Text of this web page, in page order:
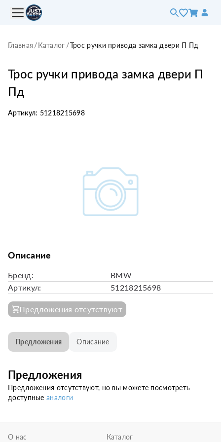
Главная /Каталог /Трос ручки привода замка двери П Пд
Трос ручки привода замка двери П
Пд
Артикул: 51218215698
Описание
Бренд:
BMW
Артикул:
51218215698
Предложения отсутствуют
Предложения Описание
Предложения
Предложения отсутствуют, но вы можете посмотреть
доступныеаналоги
О нас
Каталог